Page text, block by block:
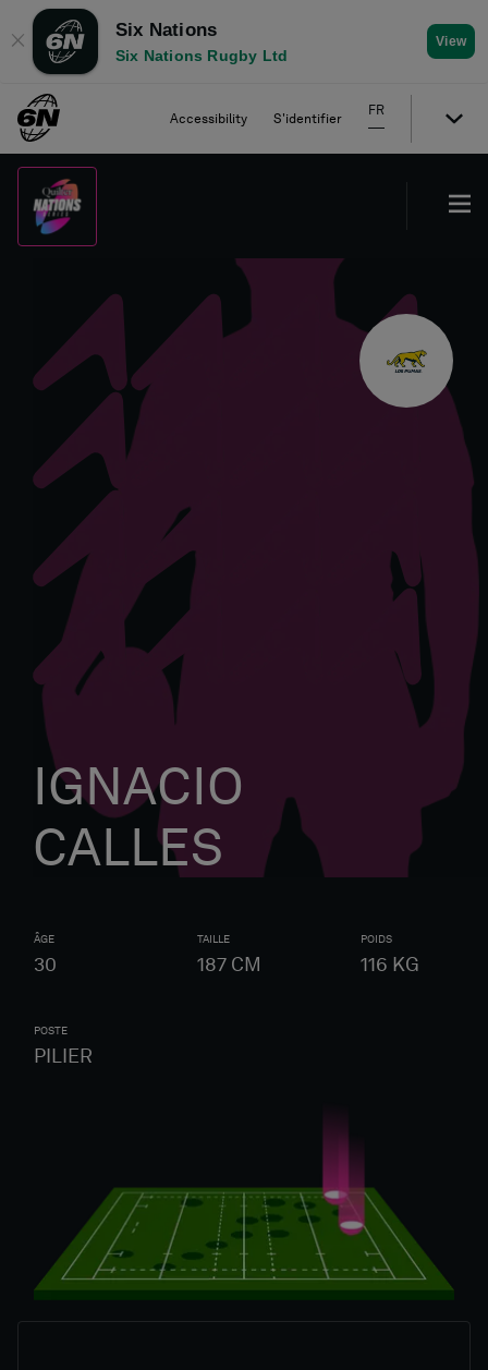
✕
Six Nations
Six Nations Rugby Ltd
View
Accessibility S'identifier
FR
IGNACIO
CALLES
ÂGE
30
TAILLE
187 CM
POIDS
116 KG
POSTE
PILIER